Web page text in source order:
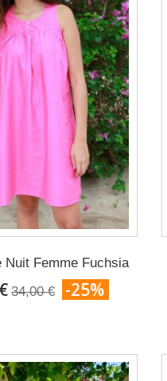
Nuit Femme Fuchsia
34,00 € -25%